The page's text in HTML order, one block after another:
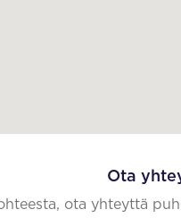
Ota
ota yhteyttä